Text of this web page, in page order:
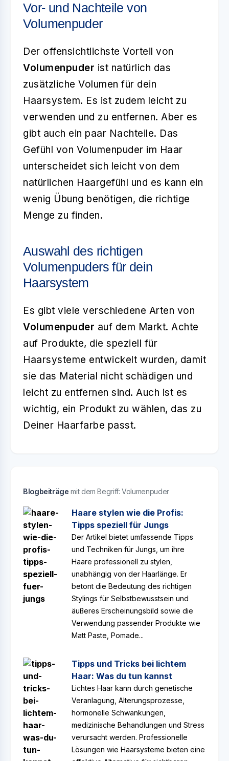
Vor- und Nachteile von
Volumenpuder
Der offensichtlichste Vorteil von
Volumenpuder ist natürlich das
zusätzliche Volumen für dein
Haarsystem. Es ist zudem leicht zu
verwenden und zu entfernen. Aber es
gibt auch ein paar Nachteile. Das
Gefühl von Volumenpuder im Haar
unterscheidet sich leicht von dem
natürlichen Haargefühl und es kann ein
wenig Übung benötigen, die richtige
Menge zu finden.
Auswahl des richtigen
Volumenpuders für dein
Haarsystem
Es gibt viele verschiedene Arten von
Volumenpuder auf dem Markt. Achte
auf Produkte, die speziell für
Haarsysteme entwickelt wurden, damit
sie das Material nicht schädigen und
leicht zu entfernen sind. Auch ist es
wichtig, ein Produkt zu wählen, das zu
Deiner Haarfarbe passt.
Blogbeiträgemit dem Begriff: Volumenpuder
Haare stylen wie die Profis:
Tipps speziell für Jungs
Der Artikel bietet umfassende Tipps
und Techniken für Jungs, um ihre
Haare professionell zu stylen,
unabhängig von der Haarlänge. Er
betont die Bedeutung des richtigen
Stylings für Selbstbewusstsein und
äußeres Erscheinungsbild sowie die
Verwendung passender Produkte wie
Matt Paste, Pomade...
Tipps und Tricks bei lichtem
Haar: Was du tun kannst
Lichtes Haar kann durch genetische
Veranlagung, Alterungsprozesse,
hormonelle Schwankungen,
medizinische Behandlungen und Stress
verursacht werden. Professionelle
Lösungen wie Haarsysteme bieten eine